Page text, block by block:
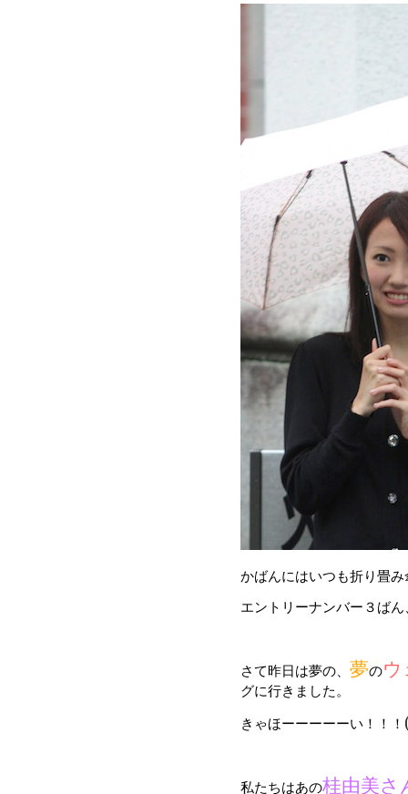
かばんにはいつも折り畳
エントリーナンバー３ば
さて昨日は夢の、 夢のウ
グに行きました。
きゃほーーーーーい！！！
私たちはあの桂由美さ